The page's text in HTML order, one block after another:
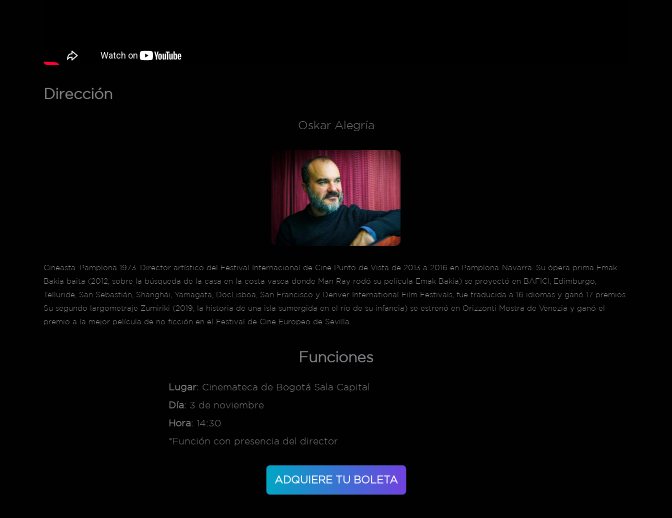
Dirección
Oskar Alegría
Cineasta. Pamplona 1973. Director artístico del Festival Internacional de Cine Punto de Vista de 2013 a 2016 en Pamplona-Navarra. Su ópera prima Emak
Bakia baita (2012, sobre la búsqueda de la casa en la costa vasca donde Man Ray rodó su película Emak Bakia) se proyectó en BAFICI, Edimburgo,
Telluride, San Sebastián, Shanghái, Yamagata, DocLisboa, San Francisco y Denver International Film Festivals, fue traducida a 16 idiomas y ganó 17 premios.
Su segundo largometraje Zumiriki (2019, la historia de una isla sumergida en el río de su infancia) se estrenó en Orizzonti Mostra de Venezia y ganó el
premio a la mejor película de no ficción en el Festival de Cine Europeo de Sevilla.
Funciones
Lugar: Cinemateca de Bogotá Sala Capital
Día: 3 de noviembre
Hora: 14:30
*Función con presencia del director
ADQUIERE TU BOLETA